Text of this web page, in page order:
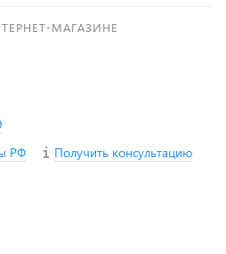
МАГАЗИНЕ
РФ
Получить консультацию